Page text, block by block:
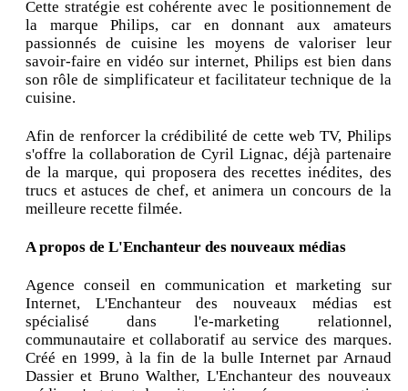
Cette stratégie est cohérente avec le positionnement de
la marque Philips, car en donnant aux amateurs
passionnés de cuisine les moyens de valoriser leur
savoir-faire en vidéo sur internet, Philips est bien dans
son rôle de simplificateur et facilitateur technique de la
cuisine.
Afin de renforcer la crédibilité de cette web TV, Philips
s'offre la collaboration de Cyril Lignac, déjà partenaire
de la marque, qui proposera des recettes inédites, des
trucs et astuces de chef, et animera un concours de la
meilleure recette filmée.
A propos de L'Enchanteur des nouveaux médias
Agence conseil en communication et marketing sur
Internet, L'Enchanteur des nouveaux médias est
spécialisé dans l'e-marketing relationnel,
communautaire et collaboratif au service des marques.
Créé en 1999, à la fin de la bulle Internet par Arnaud
Dassier et Bruno Walther, L'Enchanteur des nouveaux